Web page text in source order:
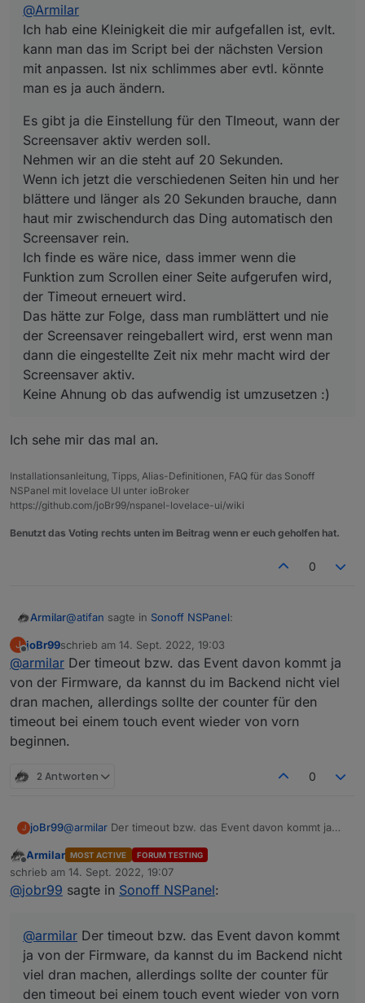
mir zwischendurch das Ding automatisch den
Screensaver rein.
Ich finde es wäre nice, dass immer wenn die Funktion
zum Scrollen einer Seite aufgerufen wird, der Timeout
erneuert wird.
Das hätte zur Folge, dass man rumblättert und nie der
eingestellte Zeit nix mehr macht wird der Screensaver
Keine Ahnung ob das aufwendig ist umzusetzen :)
@Armilar
Ich hab eine Kleinigkeit die mir aufgefallen ist, evlt.
kann man das im Script bei der nächsten Version
mit anpassen. Ist nix schlimmes aber evtl. könnte
man es ja auch ändern.
Es gibt ja die Einstellung für den TImeout, wann der
Screensaver aktiv werden soll.
Nehmen wir an die steht auf 20 Sekunden.
Wenn ich jetzt die verschiedenen Seiten hin und her
blättere und länger als 20 Sekunden brauche, dann
haut mir zwischendurch das Ding automatisch den
Screensaver rein.
Ich finde es wäre nice, dass immer wenn die
Funktion zum Scrollen einer Seite aufgerufen wird,
der Timeout erneuert wird.
Das hätte zur Folge, dass man rumblättert und nie
der Screensaver reingeballert wird, erst wenn man
dann die eingestellte Zeit nix mehr macht wird der
Screensaver aktiv.
Keine Ahnung ob das aufwendig ist umzusetzen :)
Ich sehe mir das mal an.
Installationsanleitung, Tipps, Alias-Definitionen, FAQ für das Sonoff
NSPanel mit lovelace UI unter ioBroker
https://github.com/joBr99/nspanel-lovelace-ui/wiki
Benutzt das Voting rechts unten im Beitrag wenn er euch geholfen hat.
0
Armilar@atifan sagte in Sonoff NSPanel:
@Armilar
Ich hab eine Kleinigkeit die mir aufgefallen ist,
evlt. kann man das im Script bei der nächsten
Version mit anpassen. Ist nix schlimmes aber evtl.
könnte man es ja auch ändern.
Nehmen wir an die steht auf 20 Sekunden.
dann haut mir zwischendurch das Ding
automatisch den Screensaver rein.
Ich finde es wäre nice, dass immer wenn die
Funktion zum Scrollen einer Seite aufgerufen
wird, der Timeout erneuert wird.
man dann die eingestellte Zeit nix mehr macht
wird der Screensaver aktiv.
Keine Ahnung ob das aufwendig ist umzusetzen
:)
Ich sehe mir das mal an.
J
Offline
joBr99schrieb am 14. Sept. 2022, 19:03
zuletzt editiert von
@armilar Der timeout bzw. das Event davon kommt ja
von der Firmware, da kannst du im Backend nicht viel
dran machen, allerdings sollte der counter für den
timeout bei einem touch event wieder von vorn
beginnen.
2 Antworten 0
J joBr99@armilar Der timeout bzw. das Event davon kommt ja
dran machen, allerdings sollte der counter für den
timeout bei einem touch event wieder von vorn
beginnen.
Offline
Armilar MOST ACTIVE FORUM TESTING
schrieb am 14. Sept. 2022, 19:07
zuletzt editiert von
@jobr99 sagte in Sonoff NSPanel:
@armilar Der timeout bzw. das Event davon kommt
ja von der Firmware, da kannst du im Backend nicht
viel dran machen, allerdings sollte der counter für
den timeout bei einem touch event wieder von vorn